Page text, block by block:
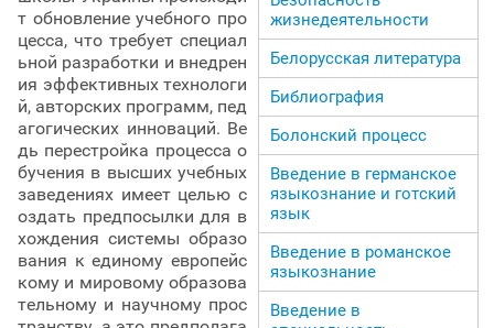
т обновление учебного про
цесса, что требует специал
ьной разработки и внедрен
ия эффективных технологи
й, авторских программ, пед
агогических инноваций. Ве
дь перестройка процесса о
бучения в высших учебных
заведениях имеет целью с
оздать предпосылки для в
хождения системы образо
вания к единому европейс
кому и мировому образова
тельному и научному прос
жизнедеятельности
Белорусская литература
Библиография
Болонский процесс
Введение в германское
языкознание и готский
язык
Введение в романское
языкознание
Введение в